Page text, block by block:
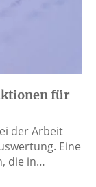
für
der Arbeit
Eine
die in…